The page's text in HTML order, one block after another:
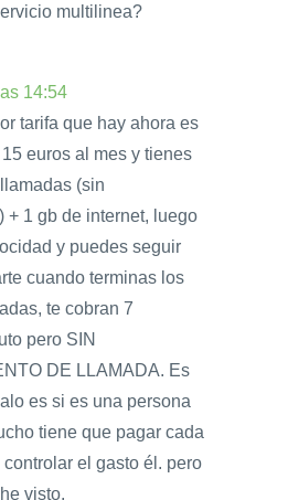
multilinea?
14:54
tarifa que hay ahora es
euros al mes y tienes
(sin
+ 1 gb de internet, luego
y puedes seguir
cuando terminas los
te cobran 7
pero SIN
DE LLAMADA. Es
es si es una persona
tiene que pagar cada
el gasto él. pero
visto.